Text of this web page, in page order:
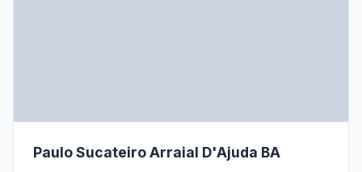
Paulo Sucateiro Arraial D'Ajuda BA